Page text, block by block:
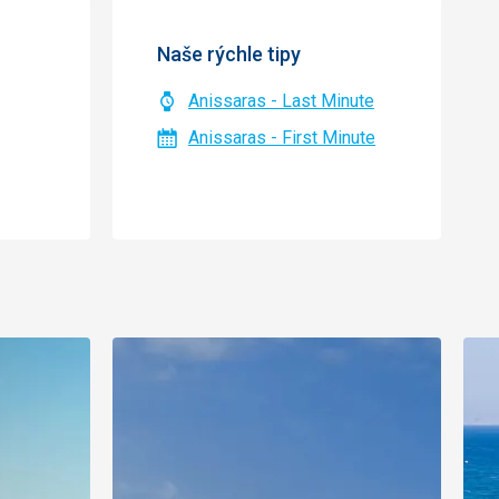
Naše rýchle tipy
Anissaras - Last Minute
Anissaras - First Minute